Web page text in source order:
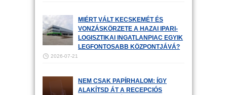
MIÉRT VÁLT KECSKEMÉT ÉS
VONZÁSKÖRZETE A HAZAI IPARI-
LOGISZTIKAI INGATLANPIAC EGYIK
LEGFONTOSABB KÖZPONTJÁVÁ?
2026-07-21
NEM CSAK PAPÍRHALOM: ÍGY
ALAKÍTSD ÁT A RECEPCIÓS